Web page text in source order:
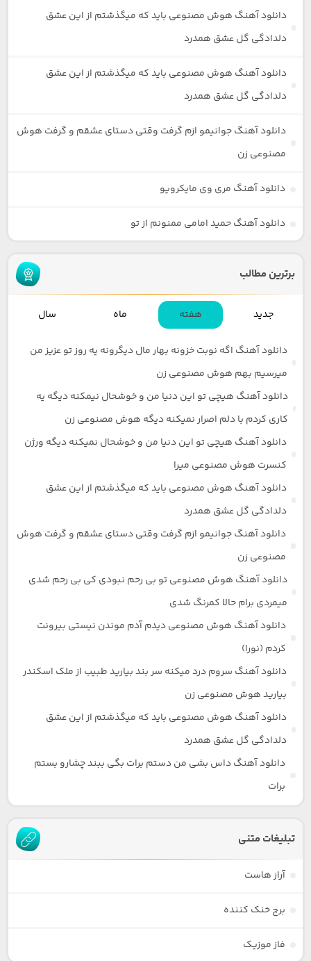
دانلود آهنگ هوش مصنوعی باید که میگذشتم از این عشق
دلدادگی گل عشق همدرد
دانلود آهنگ هوش مصنوعی باید که میگذشتم از این عشق
دلدادگی گل عشق همدرد
دانلود آهنگ جوانیمو ازم گرفت وقتی دستای عشقم و گرفت هوش
مصنوعی زن
دانلود آهنگ مری وی مایکرویو
دانلود آهنگ حمید امامی ممنونم از تو
برترین مطالب
جدید هفته ماه سال
دانلود آهنگ اگه نوبت خزونه بهار مال دیگرونه یه روز تو عزیز من
میرسیم بهم هوش مصنوعی زن
دانلود آهنگ هیچی تو این دنیا من و خوشحال نیمکنه دیگه یه
کاری کردم با دلم اصرار نمیکنه دیگه هوش مصنوعی زن
دانلود آهنگ هیچی تو این دنیا من و خوشحال نمیکنه دیگه ورژن
کنسرت هوش مصنوعی میرا
دانلود آهنگ هوش مصنوعی باید که میگذشتم از این عشق
دلدادگی گل عشق همدرد
دانلود آهنگ جوانیمو ازم گرفت وقتی دستای عشقم و گرفت هوش
مصنوعی زن
دانلود آهنگ هوش مصنوعی تو بی رحم نبودی کی بی رحم شدی
میمردی برام حالا کمرنگ شدی
دانلود آهنگ هوش مصنوعی دیدم آدم موندن نیستی بیرونت
کردم (نورا)
دانلود آهنگ سروم درد میکنه سر بند بیارید طبیب از ملک اسکندر
بیارید هوش مصنوعی زن
دانلود آهنگ هوش مصنوعی باید که میگذشتم از این عشق
دلدادگی گل عشق همدرد
دانلود آهنگ داس بشی من دستم برات بگی ببند چشارو بستم
برات
تبلیغات متنی
آراز هاست
برج خنک کننده
فاز موزیک